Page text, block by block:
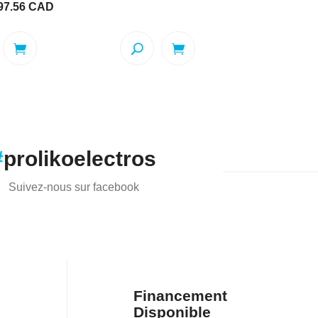
Le
actuel
CAD
$879.00.$571.35.
prolikoelectros
Suivez-nous sur facebook
Financement
Disponible